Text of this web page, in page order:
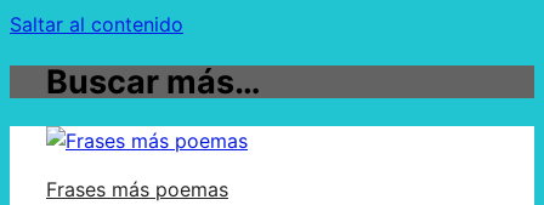
Saltar al contenido
Buscar más…
Frases más poemas